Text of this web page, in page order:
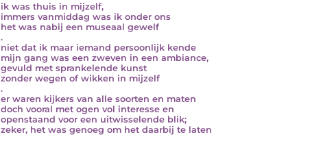
ik was thuis in mijzelf,
immers vanmiddag was ik onder ons
het was nabij een museaal gewelf
.
niet dat ik maar iemand persoonlijk kende
mijn gang was een zweven in een ambiance,
gevuld met sprankelende kunst
zonder wegen of wikken in mijzelf
.
er waren kijkers van alle soorten en maten
doch vooral met ogen vol interesse en
openstaand voor een uitwisselende blik;
zeker, het was genoeg om het daarbij te laten